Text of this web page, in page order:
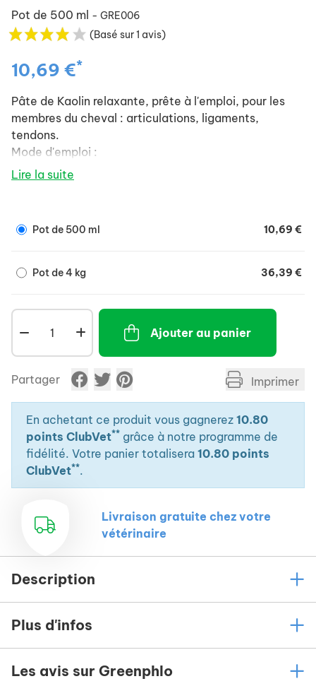
Pot de 500 ml - GRE006
(Basé sur 1 avis)
10,69 €*
Pâte de Kaolin relaxante, prête à l'emploi, pour les
membres du cheval : articulations, ligaments,
tendons.
Mode d'emploi :
- Enduire le membre d'une couche de pâte.
- Renouveler tous les jours. Nettoyer au jet d'eau.
Lire la suite
Pot de 500 ml 10,69 €
Pot de 4 kg 36,39 €
Ajouter au panier
Partager Imprimer
En achetant ce produit vous gagnerez 10.80
points ClubVet** grâce à notre programme de
fidélité. Votre panier totalisera 10.80 points
ClubVet**.
Livraison gratuite chez votre
vétérinaire
Description
Plus d'infos
Les avis sur Greenphlo